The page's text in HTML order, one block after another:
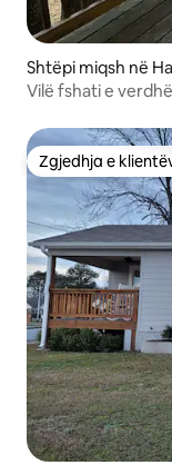
Shtëpi miqsh në
Vilë fshati e
Zgjedhja e
Zgjedhja e